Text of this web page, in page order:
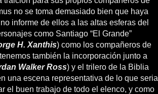
no se toma demasiado bien que haya
informe de ellos a las altas esferas del
como Santiago “El Grande”
H. Xanthis) como los compañeros de
también la incorporación junto a
Walker Ross) y el trilero de la Biblia
una escena representativa de lo que seria
el buen trabajo de todo el elenco, y como